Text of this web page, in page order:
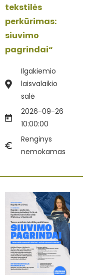
tekstilės
perkūrimas:
siuvimo
pagrindai“
Ilgakiemio
laisvalaikio
salė
2026-09-26
10:00:00
Renginys
nemokamas